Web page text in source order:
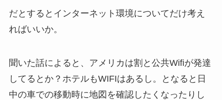
だとするとインターネット環境についてだけ考え
ればいいか。
聞いた話によると、アメリカは割と公共Wifiが発達
してるとか？ホテルもWIFIはあるし。となると日
中の車での移動時に地図を確認したくなったりし